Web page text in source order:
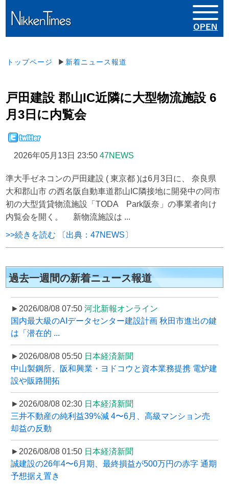
トップページ ▶ 新着ニュース報道
戸田建設 郡山IC近隣に大型物流施設 6
月3日に内覧会
2026年05月13日 23:50 47NEWS
準大手ゼネコンの戸田建設 ( 東京都 )は6月3日に、 奈良県
大和郡山市 の西名阪自動車道郡山IC隣接地に開発中の同市
初の大型賃貸物流施設「TODA Park阪奈」の事業者向け
内覧会を開く。 新物流施設は ...
>>続きを読む 〔出典：47NEWS〕
過去一週間の新着ニュース報道
►2026/08/08 07:50 河北新報オンライン
国内最大級のAIデータセンター建設計画 秋田市進出の鍵
は「潜在的 ...
►2026/08/08 05:50 日本経済新聞
中山製鋼所、阪和興業・ヨドコウと資本業務提携 電炉建
設や販路開拓
►2026/08/08 02:30 日本経済新聞
三井不動産の純利益39%減 4〜6月、高級マンション売
却益の反動
►2026/08/08 01:50 日本経済新聞
誠建設の26年4〜6月期、最終損益が500万円の赤字 通期
予想据え置き